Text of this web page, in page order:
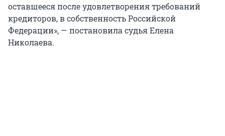
оставшееся после удовлетворения требований
кредиторов, в собственность Российской
Федерации», — постановила судья Елена
Николаева.